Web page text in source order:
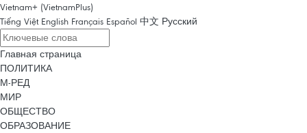
Vietnam+ (VietnamPlus)
Tiếng Việt English Français Español 中文 Русский
Главная страница
ПОЛИТИКА
М-РЕД
МИР
ОБЩЕСТВО
ОБРАЗОВАНИЕ